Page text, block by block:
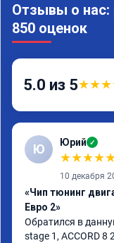
Отзывы о нас:
850 оценок
5.0 из 5★★★
Ю Юрий ✓
★★★★
10 декабря
«Чип тюнинг
Евро 2»
Обратился в
stage 1, ACCORD 8